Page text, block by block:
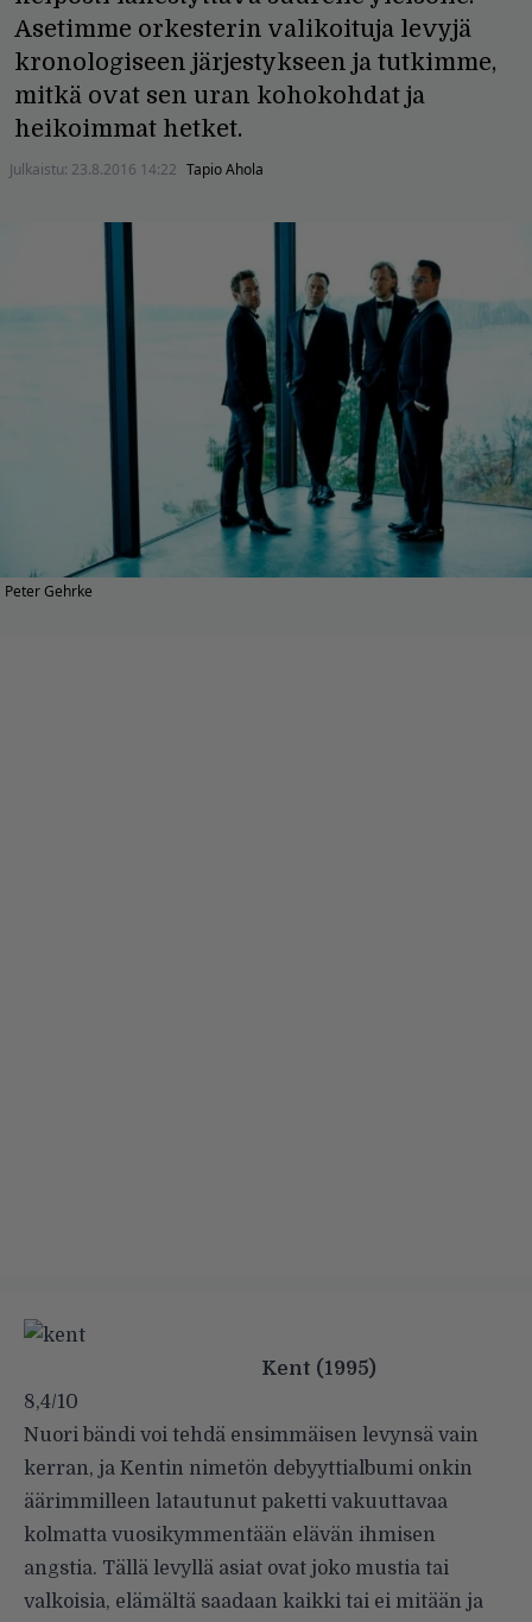
Asetimme orkesterin valikoituja levyjä
kronologiseen järjestykseen ja tutkimme,
mitkä ovat sen uran kohokohdat ja
heikoimmat hetket.
Julkaistu: 23.8.2016 14:22 Tapio Ahola
Peter Gehrke
Kent (1995)
8,4/10
Nuori bändi voi tehdä ensimmäisen levynsä vain
kerran, ja Kentin nimetön debyyttialbumi onkin
äärimmilleen latautunut paketti vakuuttavaa
kolmatta vuosikymmentään elävän ihmisen
angstia. Tällä levyllä asiat ovat joko mustia tai
valkoisia, elämältä saadaan kaikki tai ei mitään ja